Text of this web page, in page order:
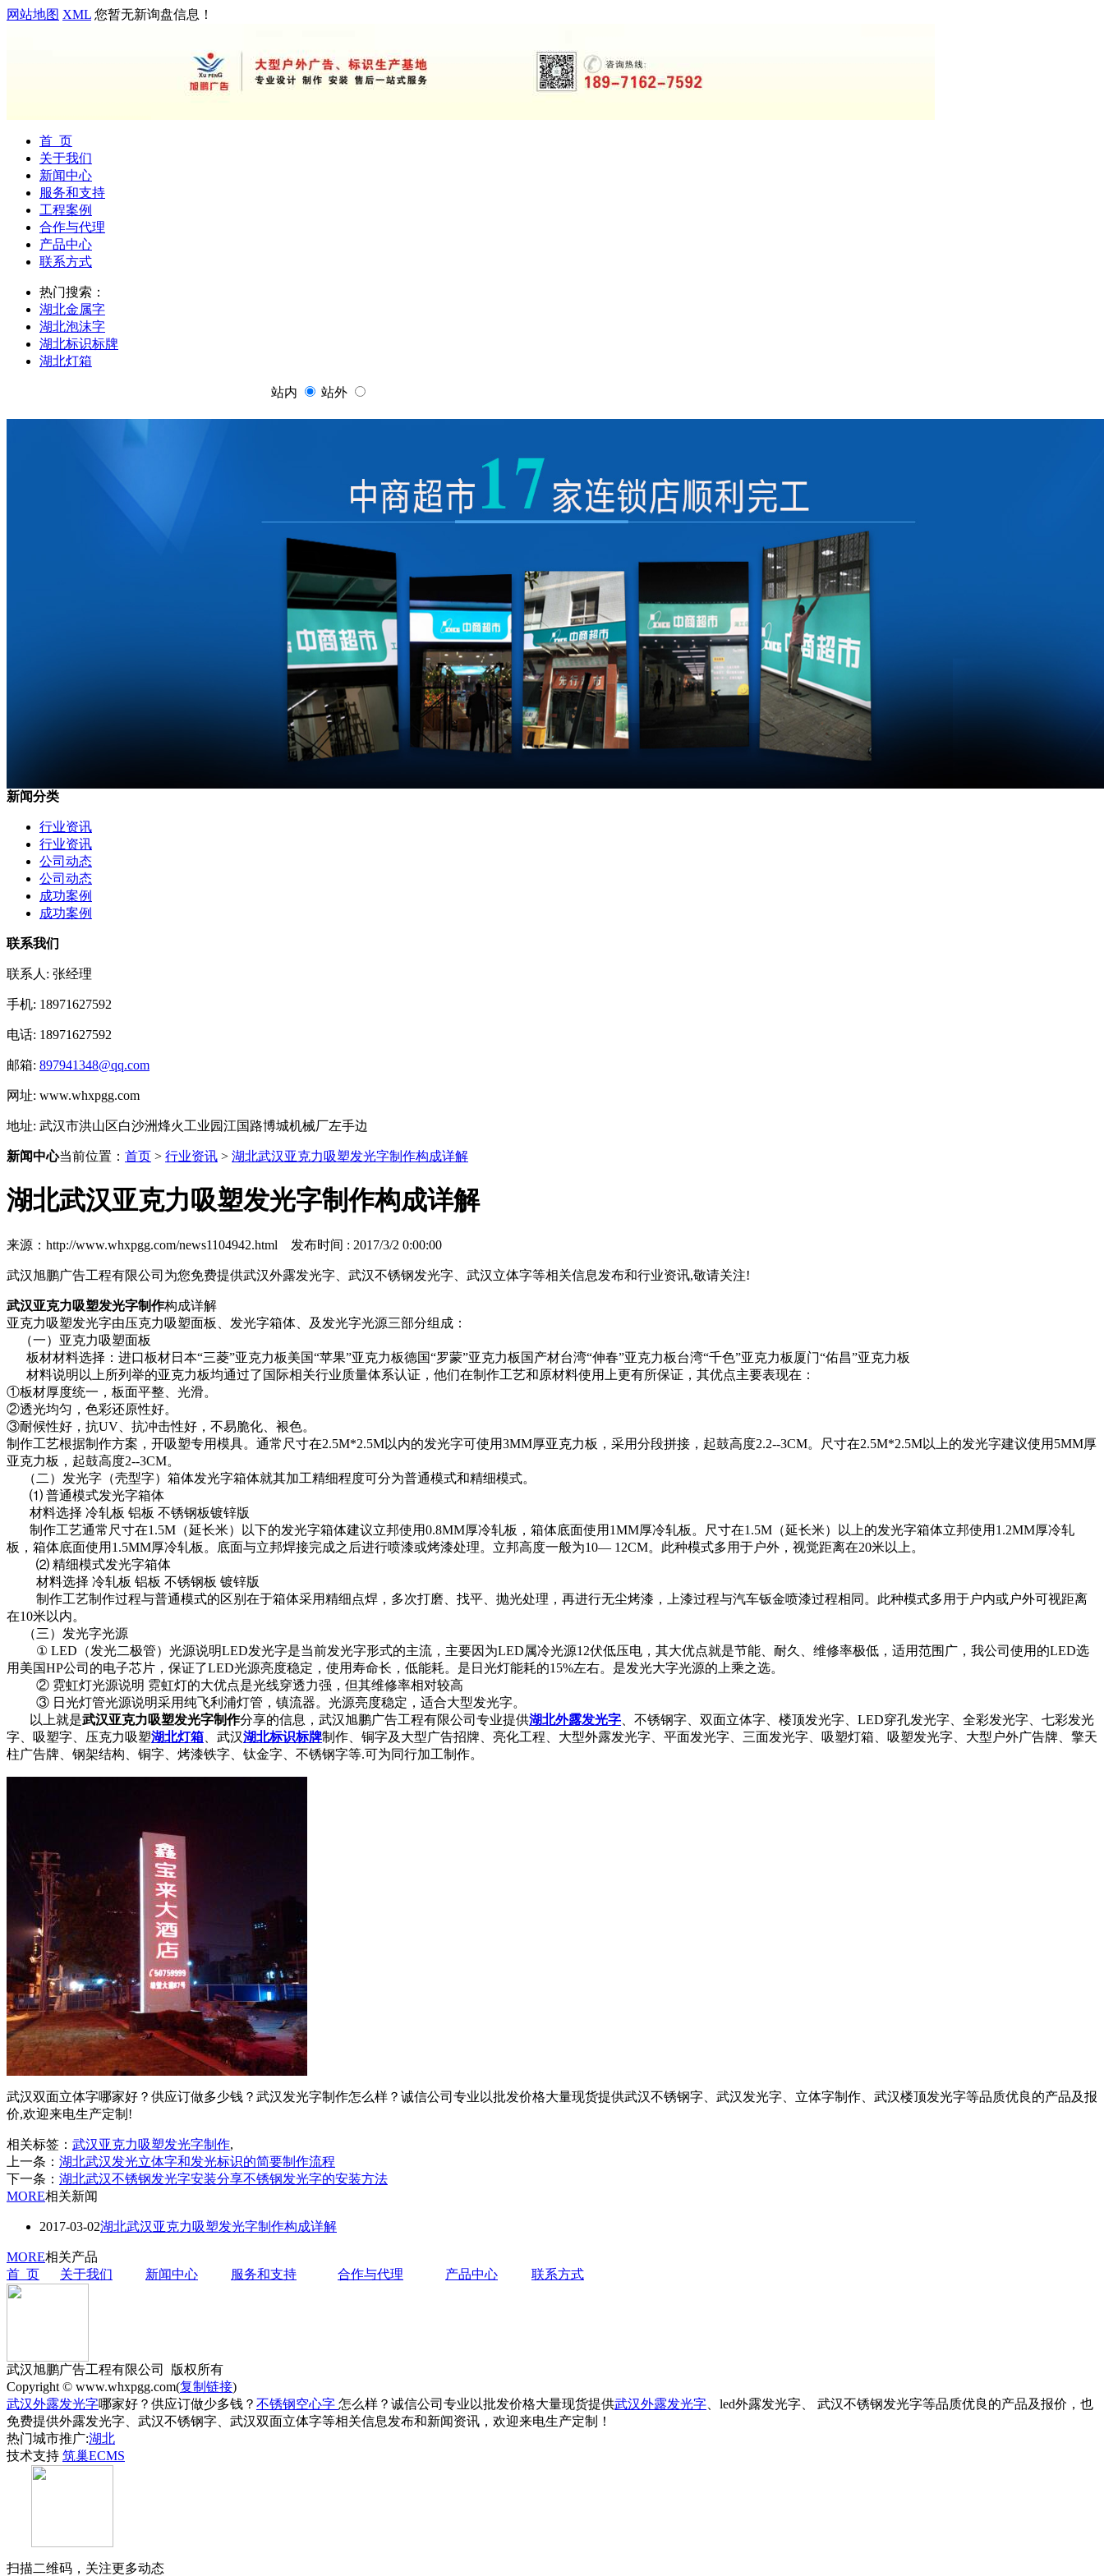
网站地图 XML 您暂无新询盘信息！
首 页
关于我们
新闻中心
服务和支持
工程案例
合作与代理
产品中心
联系方式
热门搜索：
湖北金属字
湖北泡沫字
湖北标识标牌
湖北灯箱
站内 站外
新闻分类
行业资讯
行业资讯
公司动态
公司动态
成功案例
成功案例
联系我们
联系人: 张经理
手机: 18971627592
电话: 18971627592
邮箱: 897941348@qq.com
网址: www.whxpgg.com
地址: 武汉市洪山区白沙洲烽火工业园江国路博城机械厂左手边
新闻中心当前位置： 首页 > 行业资讯 > 湖北武汉亚克力吸塑发光字制作构成详解
湖北武汉亚克力吸塑发光字制作构成详解
来源：http://www.whxpgg.com/news1104942.html 发布时间 : 2017/3/2 0:00:00
武汉旭鹏广告工程有限公司为您免费提供武汉外露发光字、武汉不锈钢发光字、武汉立体字等相关信息发布和行业资讯,敬请关注!
武汉亚克力吸塑发光字制作构成详解
亚克力吸塑发光字由压克力吸塑面板、发光字箱体、及发光字光源三部分组成：
（一）亚克力吸塑面板
板材材料选择：进口板材日本“三菱”亚克力板美国“苹果”亚克力板德国“罗蒙”亚克力板国产材台湾“伸春”亚克力板台湾“千色”亚克力板厦门“佑昌”亚克力板
材料说明以上所列举的亚克力板均通过了国际相关行业质量体系认证，他们在制作工艺和原材料使用上更有所保证，其优点主要表现在：
①板材厚度统一，板面平整、光滑。
②透光均匀，色彩还原性好。
③耐候性好，抗UV、抗冲击性好，不易脆化、裉色。
制作工艺根据制作方案，开吸塑专用模具。通常尺寸在2.5M*2.5M以内的发光字可使用3MM厚亚克力板，采用分段拼接，起鼓高度2.2--3CM。尺寸在2.5M*2.5M以上的发光字建议使用5MM厚
亚克力板，起鼓高度2--3CM。
（二）发光字（壳型字）箱体发光字箱体就其加工精细程度可分为普通模式和精细模式。
⑴ 普通模式发光字箱体
材料选择 冷轧板 铝板 不锈钢板镀锌版
制作工艺通常尺寸在1.5M（延长米）以下的发光字箱体建议立邦使用0.8MM厚冷轧板，箱体底面使用1MM厚冷轧板。尺寸在1.5M（延长米）以上的发光字箱体立邦使用1.2MM厚冷轧
板，箱体底面使用1.5MM厚冷轧板。底面与立邦焊接完成之后进行喷漆或烤漆处理。立邦高度一般为10— 12CM。此种模式多用于户外，视觉距离在20米以上。
⑵ 精细模式发光字箱体
材料选择 冷轧板 铝板 不锈钢板 镀锌版
制作工艺制作过程与普通模式的区别在于箱体采用精细点焊，多次打磨、找平、抛光处理，再进行无尘烤漆，上漆过程与汽车钣金喷漆过程相同。此种模式多用于户内或户外可视距离
在10米以内。
（三）发光字光源
① LED（发光二极管）光源说明LED发光字是当前发光字形式的主流，主要因为LED属冷光源12伏低压电，其大优点就是节能、耐久、维修率极低，适用范围广，我公司使用的LED选
用美国HP公司的电子芯片，保证了LED光源亮度稳定，使用寿命长，低能耗。是日光灯能耗的15%左右。是发光大字光源的上乘之选。
② 霓虹灯光源说明 霓虹灯的大优点是光线穿透力强，但其维修率相对较高
③ 日光灯管光源说明采用纯飞利浦灯管，镇流器。光源亮度稳定，适合大型发光字。
以上就是武汉亚克力吸塑发光字制作分享的信息，武汉旭鹏广告工程有限公司专业提供湖北外露发光字 、不锈钢字、双面立体字、楼顶发光字、LED穿孔发光字、全彩发光字、七彩发光
字、吸塑字、压克力吸塑湖北灯箱 、武汉湖北标识标牌制作、铜字及大型广告招牌、亮化工程、大型外露发光字、平面发光字、三面发光字、吸塑灯箱、吸塑发光字、大型户外广告牌、擎天
柱广告牌、钢架结构、铜字、烤漆铁字、钛金字、不锈钢字等.可为同行加工制作。
武汉双面立体字哪家好？供应订做多少钱？武汉发光字制作怎么样？诚信公司专业以批发价格大量现货提供武汉不锈钢字、武汉发光字、立体字制作、武汉楼顶发光字等品质优良的产品及报
价,欢迎来电生产定制!
相关标签： 武汉亚克力吸塑发光字制作,
上一条： 湖北武汉发光立体字和发光标识的简要制作流程
下一条： 湖北武汉不锈钢发光字安装分享不锈钢发光字的安装方法
MORE相关新闻
2017-03-02湖北武汉亚克力吸塑发光字制作构成详解
MORE相关产品
首 页
关于我们 新闻中心 服务和支持 合作与代理 产品中心 联系方式
武汉旭鹏广告工程有限公司 版权所有
Copyright © www.whxpgg.com(复制链接)
武汉外露发光字哪家好？供应订做少多钱？ 不锈钢空心字 怎么样？诚信公司专业以批发价格大量现货提供武汉外露发光字 、led外露发光字、 武汉不锈钢发光字等品质优良的产品及报价，也
免费提供外露发光字、武汉不锈钢字、武汉双面立体字等相关信息发布和新闻资讯，欢迎来电生产定制！
热门城市推广:湖北
技术支持 筑巢ECMS
扫描二维码，关注更多动态